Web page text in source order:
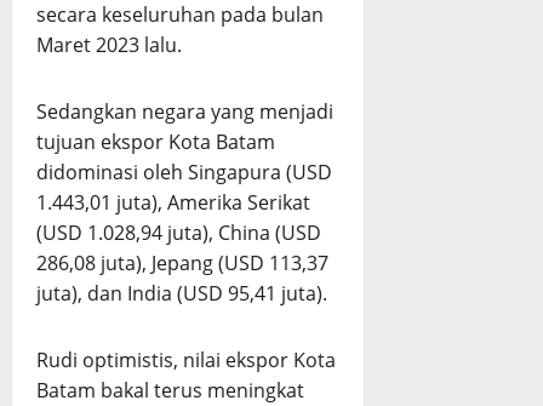
secara keseluruhan pada bulan
Maret 2023 lalu.
Sedangkan negara yang menjadi
tujuan ekspor Kota Batam
didominasi oleh Singapura (USD
1.443,01 juta), Amerika Serikat
(USD 1.028,94 juta), China (USD
286,08 juta), Jepang (USD 113,37
juta), dan India (USD 95,41 juta).
Rudi optimistis, nilai ekspor Kota
Batam bakal terus meningkat